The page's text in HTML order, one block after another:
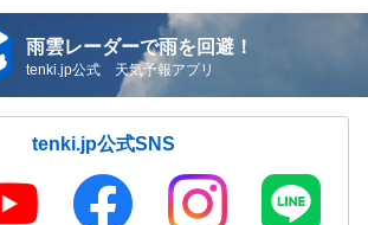
雨雲レーダーで雨を回避！
tenki.jp公式 天気予報アプリ
tenki.jp公式SNS